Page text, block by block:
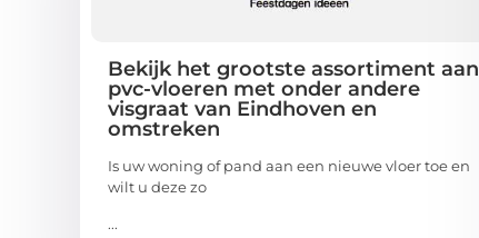
Bekijk het grootste assortiment aan
pvc-vloeren met onder andere
visgraat van Eindhoven en
omstreken
Is uw woning of pand aan een nieuwe vloer toe en
wilt u deze zo
...